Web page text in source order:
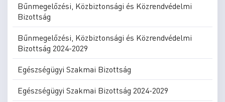
Bűnmegelőzési, Közbiztonsági és Közrendvédelmi
Bizottság
Bűnmegelőzési, Közbiztonsági és Közrendvédelmi
Bizottság 2024-2029
Egészségügyi Szakmai Bizottság
Egészségügyi Szakmai Bizottság 2024-2029